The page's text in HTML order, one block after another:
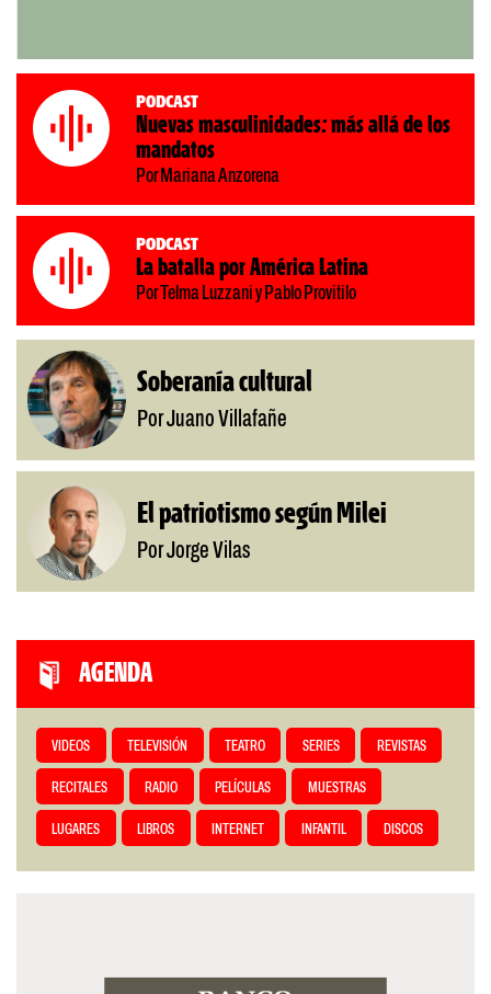
Podcast
Nuevas masculinidades: más allá de los
mandatos
Por Mariana Anzorena
Podcast
La batalla por América Latina
Por Telma Luzzani y Pablo Provitilo
Soberanía cultural
Por Juano Villafañe
El patriotismo según Milei
Por Jorge Vilas
AGENDA
VIDEOS TELEVISIÓN TEATRO SERIES REVISTAS
RECITALES RADIO PELÍCULAS MUESTRAS
LUGARES LIBROS INTERNET INFANTIL DISCOS